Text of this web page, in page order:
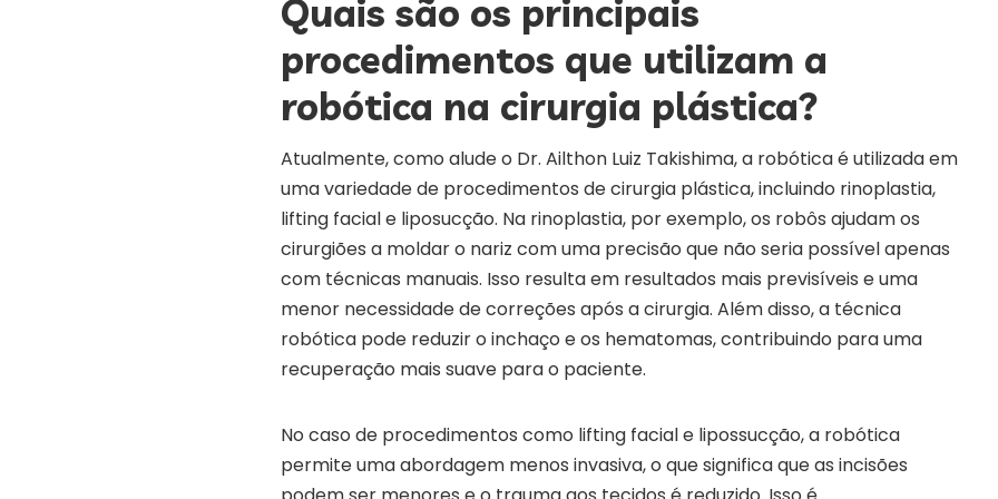
Quais são os principais
procedimentos que utilizam a
robótica na cirurgia plástica?
Atualmente, como alude o Dr. Ailthon Luiz Takishima, a robótica é utilizada em
uma variedade de procedimentos de cirurgia plástica, incluindo rinoplastia,
lifting facial e liposucção. Na rinoplastia, por exemplo, os robôs ajudam os
cirurgiões a moldar o nariz com uma precisão que não seria possível apenas
com técnicas manuais. Isso resulta em resultados mais previsíveis e uma
menor necessidade de correções após a cirurgia. Além disso, a técnica
robótica pode reduzir o inchaço e os hematomas, contribuindo para uma
recuperação mais suave para o paciente.
No caso de procedimentos como lifting facial e lipossucção, a robótica
permite uma abordagem menos invasiva, o que significa que as incisões